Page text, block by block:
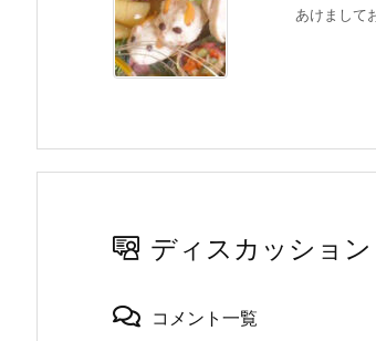
あけましておめ
ディスカッション
コメント一覧